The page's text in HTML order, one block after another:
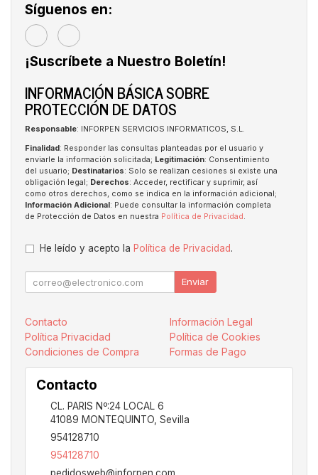
Síguenos en:
¡Suscríbete a Nuestro Boletín!
INFORMACIÓN BÁSICA SOBRE
PROTECCIÓN DE DATOS
Responsable: INFORPEN SERVICIOS INFORMATICOS, S.L.
Finalidad: Responder las consultas planteadas por el usuario y
enviarle la información solicitada; Legitimación: Consentimiento
del usuario; Destinatarios: Solo se realizan cesiones si existe una
obligación legal; Derechos: Acceder, rectificar y suprimir, así
como otros derechos, como se indica en la información adicional;
Información Adicional: Puede consultar la información completa
de Protección de Datos en nuestra Política de Privacidad.
He leído y acepto la Política de Privacidad.
Enviar
Contacto
Información Legal
Política Privacidad
Política de Cookies
Condiciones de Compra
Formas de Pago
Contacto
CL. PARIS Nº:24 LOCAL 6
41089 MONTEQUINTO, Sevilla
954128710
954128710